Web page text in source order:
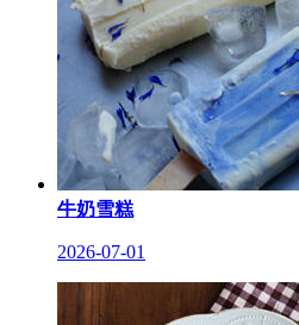
牛奶雪糕
2026-07-01